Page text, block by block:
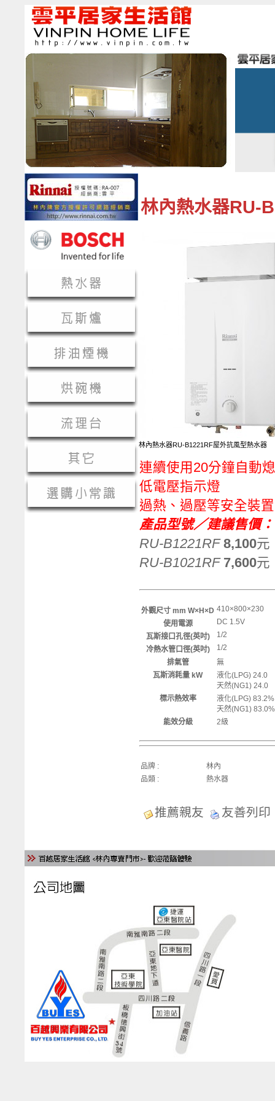
林內熱水器RU-
林內熱水器RU-B1221RF屋外抗風型熱水器
連續使用20分鐘自動
低電壓指示燈
過熱、過壓等安全裝置
產品型號／建議售價：
RU-B1221RF 8,100元
RU-B1021RF 7,600元
外觀尺寸 mm W×H×D 410×800×230
使用電源
DC 1.5V
瓦斯接口孔徑(英吋)
1/2
冷熱水管口徑(英吋)
1/2
排氣管
無
瓦斯消耗量 kW
液化(LPG) 24.0
天然(NG1) 24.0
標示熱效率
液化(LPG) 83.2%
天然(NG1) 83.0%
能效分級
2級
品牌 :
林內
品類 :
熱水器
推薦親友 友善列印